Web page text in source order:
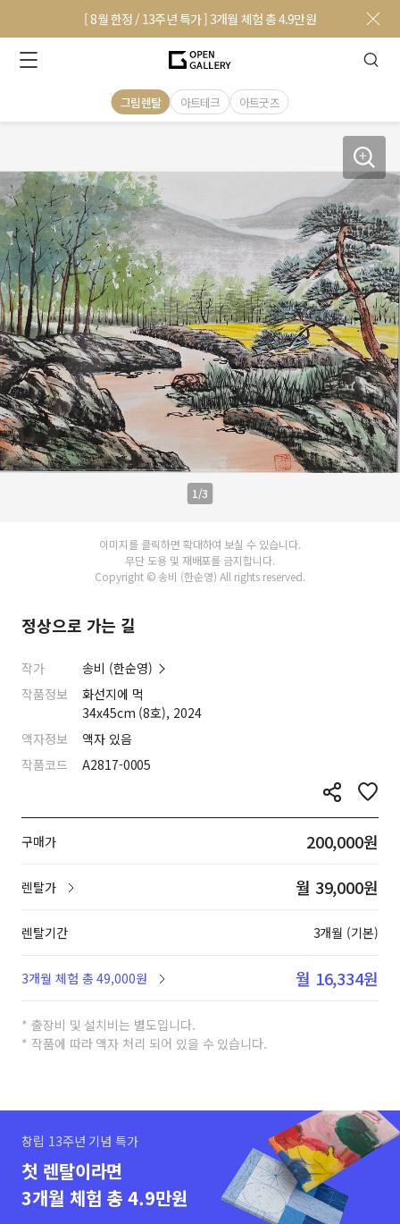
[ 8월 한정 / 13주년 특가 ] 3개월 체험 총 4.9만원
그림렌탈 아트테크 아트굿즈
1/3
이미지를 클릭하면 확대하여 보실 수 있습니다.
무단 도용 및 재배포를 금지합니다.
Copyright © 송비 (한순영) All rights reserved.
정상으로 가는 길
작가
송비 (한순영)
작품정보
화선지에 먹
34x45cm (8호), 2024
액자정보
액자 있음
작품코드
A2817-0005
구매가 200,000원
렌탈가 월 39,000원
렌탈기간 3개월 (기본)
3개월 체험 총 49,000원 월 16,334원
* 출장비 및 설치비는 별도입니다.
* 작품에 따라 액자 처리 되어 있을 수 있습니다.
창립 13주년 기념 특가
첫 렌탈이라면
3개월 체험 총 4.9만원